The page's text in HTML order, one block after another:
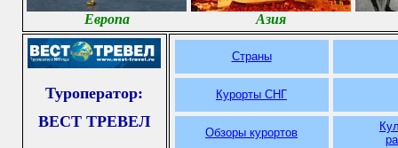
Европа Азия
Туроператор:
ВЕСТ ТРЕВЕЛ
Страны
Курорты СНГ
Обзоры курортов